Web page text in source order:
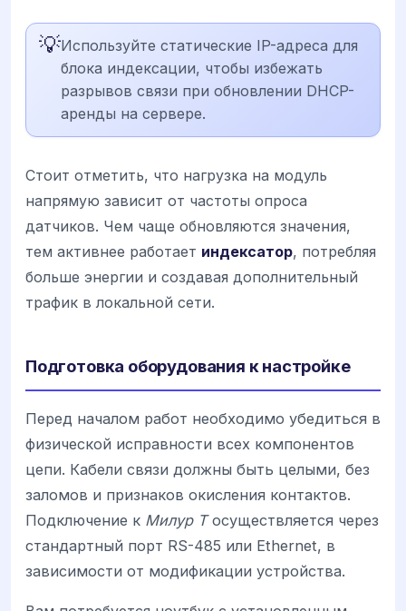
💡Используйте статические IP-адреса для
блока индексации, чтобы избежать
разрывов связи при обновлении DHCP-
аренды на сервере.
Стоит отметить, что нагрузка на модуль
напрямую зависит от частоты опроса
датчиков. Чем чаще обновляются значения,
тем активнее работает индексатор, потребляя
больше энергии и создавая дополнительный
трафик в локальной сети.
Подготовка оборудования к настройке
Перед началом работ необходимо убедиться в
физической исправности всех компонентов
цепи. Кабели связи должны быть целыми, без
заломов и признаков окисления контактов.
Подключение к Милур Тосуществляется через
стандартный порт RS-485 или Ethernet, в
зависимости от модификации устройства.